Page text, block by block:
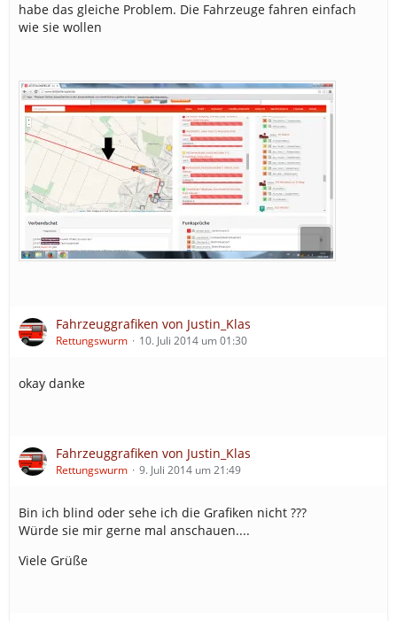
habe das gleiche Problem. Die Fahrzeuge fahren einfach
wie sie wollen
Fahrzeuggrafiken von Justin_Klas
Rettungswurm 10. Juli 2014 um 01:30
okay danke
Fahrzeuggrafiken von Justin_Klas
Rettungswurm 9. Juli 2014 um 21:49
Bin ich blind oder sehe ich die Grafiken nicht ???
Würde sie mir gerne mal anschauen....
Viele Grüße